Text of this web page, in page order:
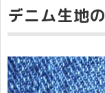
デニム生地